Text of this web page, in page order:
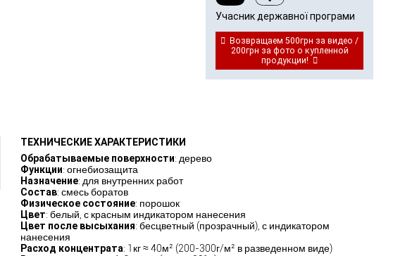
Учасник державної програми
Возвращаем 500грн за видео /
200грн за фото о купленной
продукции!
ТЕХНИЧЕСКИЕ ХАРАКТЕРИСТИКИ
Обрабатываемые поверхности: дерево
Функции: огнебиозащита
Назначение: для внутренних работ
Состав: смесь боратов
Физическое состояние: порошок
Цвет: белый, с красным индикатором нанесения
Цвет после высыхания: бесцветный (прозрачный), с индикатором
нанесения
Расход концентрата: 1кг ≈ 40м² (200-300г/м² в разведенном виде)